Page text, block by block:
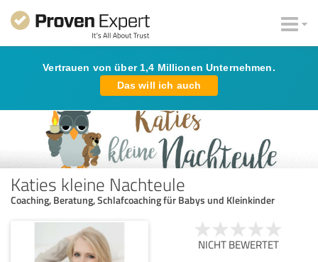
Vertrauen von über 1,4 Millionen Unternehmen.
Das will ich auch
Katies kleine Nachteule
Coaching, Beratung, Schlafcoaching für Babys und Kleinkinder
NICHT BEWERTET